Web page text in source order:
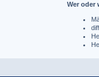
Wer oder